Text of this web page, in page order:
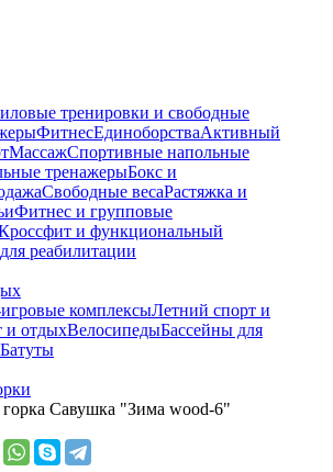
тренировки и свободные
ФитнесЕдиноборстваАктивный
МассажСпортивные напольные
тренажерыБокс и
Свободные весаРастяжка и
Фитнес и групповые
и функциональный
реабилитации
комплексыЛетний спорт и
и отдыхВелосипедыБассейны для
Батуты
горка Савушка "Зима wood-6"